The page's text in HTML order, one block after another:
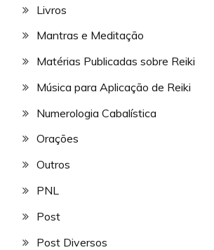
Livros
Mantras e Meditação
Matérias Publicadas sobre Reiki
Música para Aplicação de Reiki
Numerologia Cabalística
Orações
Outros
PNL
Post
Post Diversos